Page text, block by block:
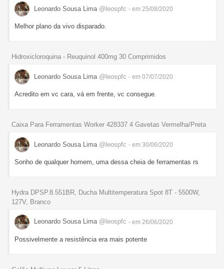
Leonardo Sousa Lima @leospfc - em 25/08/2020
Melhor plano da vivo disparado.
Hidroxicloroquina - Reuquinol 400mg 30 Comprimidos
Leonardo Sousa Lima @leospfc - em 07/07/2020
Acredito em vc cara, vá em frente, vc consegue.
Caixa Para Ferramentas Worker 428337 4 Gavetas Vermelha/Preta
Leonardo Sousa Lima @leospfc - em 30/06/2020
Sonho de qualquer homem, uma dessa cheia de ferramentas rs
Hydra DPSP.8.551BR, Ducha Multitemperatura Spot 8T - 5500W,
127V, Branco
Leonardo Sousa Lima @leospfc - em 26/06/2020
Possivelmente a resistência era mais potente